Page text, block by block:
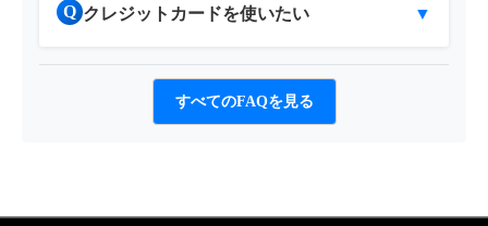
Q クレジットカードを使いたい ▼
すべてのFAQを見る